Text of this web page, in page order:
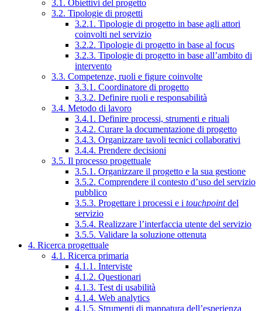
3.1. Obiettivi del progetto
3.2. Tipologie di progetti
3.2.1. Tipologie di progetto in base agli attori
coinvolti nel servizio
3.2.2. Tipologie di progetto in base al focus
3.2.3. Tipologie di progetto in base all’ambito di
intervento
3.3. Competenze, ruoli e figure coinvolte
3.3.1. Coordinatore di progetto
3.3.2. Definire ruoli e responsabilità
3.4. Metodo di lavoro
3.4.1. Definire processi, strumenti e rituali
3.4.2. Curare la documentazione di progetto
3.4.3. Organizzare tavoli tecnici collaborativi
3.4.4. Prendere decisioni
3.5. Il processo progettuale
3.5.1. Organizzare il progetto e la sua gestione
3.5.2. Comprendere il contesto d’uso del servizio
pubblico
3.5.3. Progettare i processi e i touchpointdel
servizio
3.5.4. Realizzare l’interfaccia utente del servizio
3.5.5. Validare la soluzione ottenuta
4. Ricerca progettuale
4.1. Ricerca primaria
4.1.1. Interviste
4.1.2. Questionari
4.1.3. Test di usabilità
4.1.4. Web analytics
4.1.5. Strumenti di mappatura dell’esperienza